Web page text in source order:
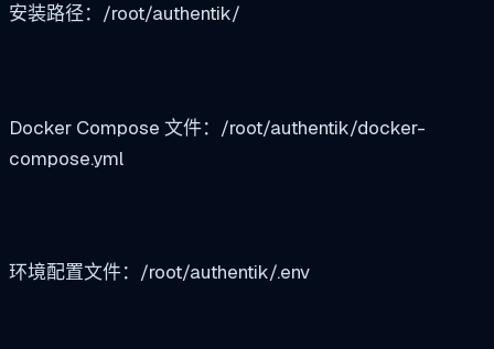
安装路径：/root/authentik/
Docker Compose 文件：/root/authentik/docker-
compose.yml
环境配置文件：/root/authentik/.env